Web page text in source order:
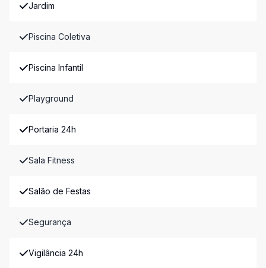
Jardim
Piscina Coletiva
Piscina Infantil
Playground
Portaria 24h
Sala Fitness
Salão de Festas
Segurança
Vigilância 24h